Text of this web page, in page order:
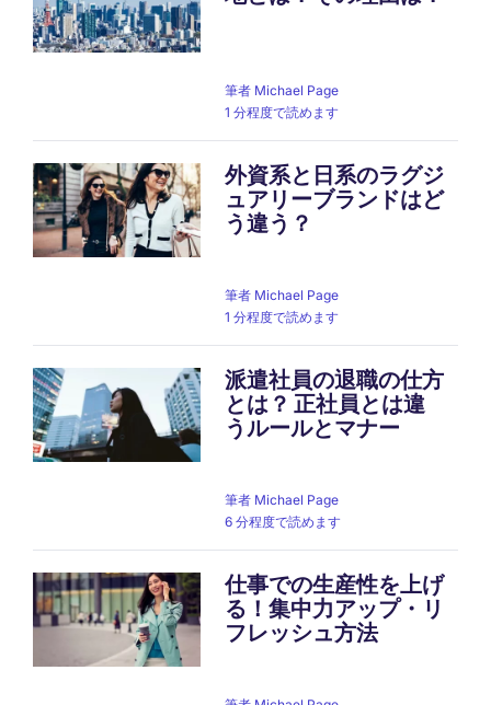
筆者 Michael Page
1 分程度で読めます
外資系と日系のラグジ
ュアリーブランドはど
う違う？
筆者 Michael Page
1 分程度で読めます
派遣社員の退職の仕方
とは？ 正社員とは違
うルールとマナー
筆者 Michael Page
6 分程度で読めます
仕事での生産性を上げ
る！集中力アップ・リ
フレッシュ方法